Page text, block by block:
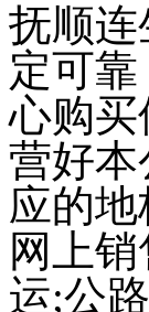
抚顺
定可
心购
营好
应的
网上
运;公